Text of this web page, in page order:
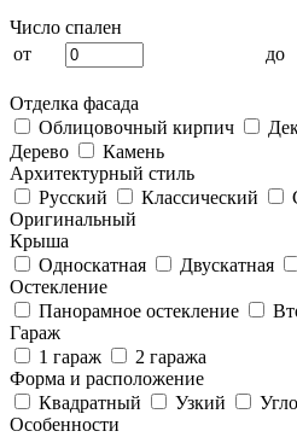
Число спален
от
до
Отделка фасада
Облицовочный кирпич
Дерево
Камень
Архитектурный стиль
Русский
Классический
Оригинальный
Крыша
Односкатная
Двускатная
Остекление
Панорамное остекление
Гараж
1 гараж
2 гаража
Форма и расположение
Квадратный
Узкий
Особенности